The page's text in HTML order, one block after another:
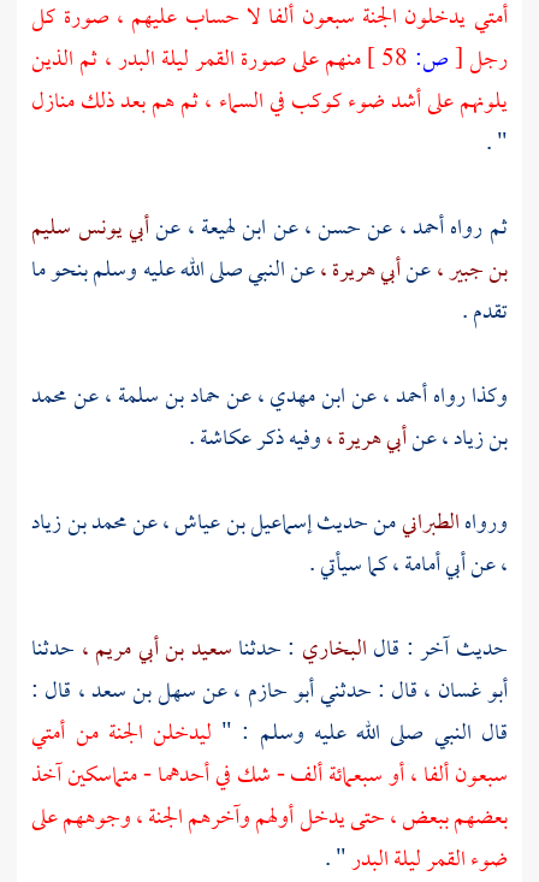
أمتي يدخلون الجنة سبعون ألفا لا حساب عليهم ، صورة كل
رجل[ص:
منهم على صورة القمر ليلة البدر ، ثم الذين
يلونهم على أشد ضوء كوكب في السماء ، ثم هم بعد ذلك منازل
" .
ثم رواهأحمد ،عنحسن ،عنابن لهيعة ،عنأبي يونس سليم
بن جبير ،عنأبي هريرة ،عن النبي صلى الله عليه وسلم بنحو ما
تقدم .
وكذا رواهأحمد ،عنابن مهدي ،عنحماد بن سلمة ،عنمحمد
بن زياد ،عنأبي هريرة ،وفيه ذكرعكاشة .
ورواهالطبرانيمن حديثإسماعيل بن عياش ،عنمحمد بن زياد
،عنأبي أمامة ،كما سيأتي .
حديث آخر : قالالبخاري : حدثناسعيد بن أبي مريم ، حدثنا
أبو غسان ،قال : حدثنيأبو حازم ،عنسهل بن سعد ، قال :
قال النبي صلى الله عليه وسلم : " ليدخلن الجنة من أمتي
سبعون ألفا ، أو سبعمائة ألف - شك في أحدهما - متماسكين آخذ
بعضهم ببعض ، حتى يدخل أولهم وآخرهم الجنة ، وجوههم على
ضوء القمر ليلة البدر" .